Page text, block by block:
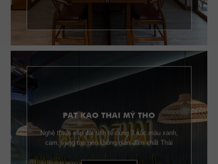
PAT KAO THAI MỸ THO
Nghệ thuật sắp đặt tinh tế cùng 3 sắc màu xanh,
cam, vàng tạo nên không gian đậm chất Thái